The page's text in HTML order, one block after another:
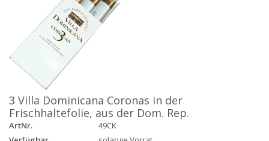
3 Villa Dominicana Coronas in der
Frischhaltefolie, aus der Dom. Rep.
ArtNr.
49CK